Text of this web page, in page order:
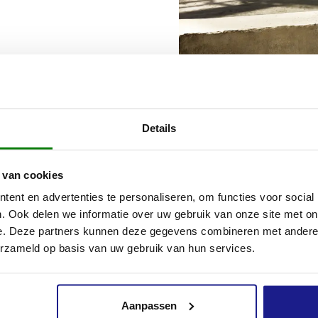
Details
cookies
en advertenties te personaliseren, om functies voor
Ook delen we informatie over uw gebruik van onze site met
Deze partners kunnen deze gegevens combineren met
op basis van uw gebruik van hun services.
Aanpassen